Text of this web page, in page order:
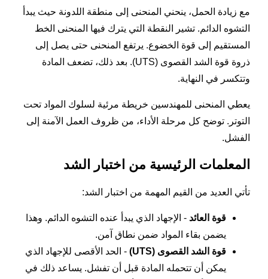
مع زيادة الحمل، ينحني المنحنى إلى منطقة اللدونة حيث يبدأ
التشوه الدائم. تشير النقطة التي يترك فيها المنحنى الخط
المستقيم إلى قوة الخضوع. يرتفع المنحنى حتى يصل إلى
ذروة قوة الشد القصوى (UTS). بعد ذلك، تضعف المادة
وتتكسر في النهاية.
يعطي المنحنى للمهندسين خريطة مرئية لسلوك المواد تحت
التوتر. توضح كل مرحلة الأداء، من ظروف العمل الآمنة إلى
الفشل.
المعلمات الرئيسية من اختبار الشد
تأتي العديد من القيم المهمة من اختبار الشد:
قوة العائد - الإجهاد الذي يبدأ عنده التشوه الدائم. وهذا
يضمن بقاء المواد ضمن نطاق آمن.
قوة الشد القصوى (UTS)
- الحد الأقصى للإجهاد الذي
يمكن أن تتحمله المادة قبل أن تفشل. يساعد ذلك في